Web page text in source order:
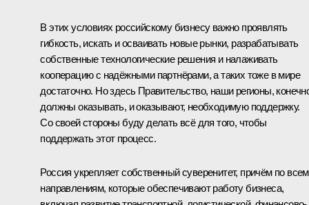
В этих условиях российскому бизнесу важно проявлять
гибкость, искать и осваивать новые рынки, разрабатывать
собственные технологические решения и налаживать
кооперацию с надёжными партнёрами, а таких тоже в мире
достаточно. Но здесь Правительство, наши регионы,
должны оказывать, и оказывают, необходимую поддержку.
Со своей стороны буду делать всё для того, чтобы
поддержать этот процесс.
Россия укрепляет собственный суверенитет, причём по всем
направлениям, которые обеспечивают работу бизнеса,